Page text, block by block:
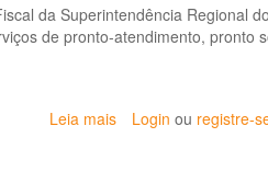
do
Alto
da Superintendência Regional
de pronto-atendimento, pronto
Leia mais sobre
Login ou registre-